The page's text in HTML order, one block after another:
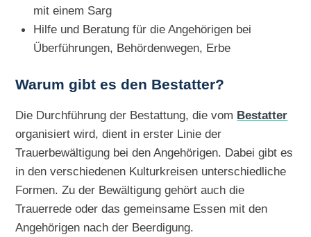
mit einem Sarg
Hilfe und Beratung für die Angehörigen bei
Überführungen, Behördenwegen, Erbe
Warum gibt es den Bestatter?
Die Durchführung der Bestattung, die vom Bestatter
organisiert wird, dient in erster Linie der
Trauerbewältigung bei den Angehörigen. Dabei gibt es
in den verschiedenen Kulturkreisen unterschiedliche
Formen. Zu der Bewältigung gehört auch die
Trauerrede oder das gemeinsame Essen mit den
Angehörigen nach der Beerdigung.